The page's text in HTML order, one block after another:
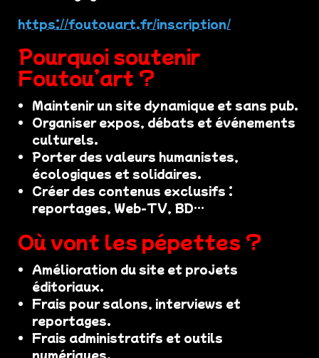
https://foutouart.fr/inscription/
Pourquoi soutenir
Foutou’art ?
Maintenir un site dynamique et sans pub.
Organiser expos, débats et événements
culturels.
Porter des valeurs humanistes,
écologiques et solidaires.
Créer des contenus exclusifs :
reportages, Web-TV, BD…
Où vont les pépettes ?
Amélioration du site et projets
éditoriaux.
Frais pour salons, interviews et
reportages.
Frais administratifs et outils
numériques.